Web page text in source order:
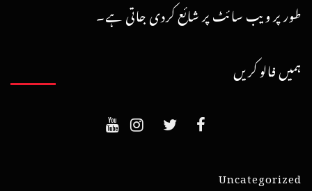
طور پر ویب سائٹ پر شائع کردی جاتی ہے۔
ہمیں فالو کریں
Uncategorized